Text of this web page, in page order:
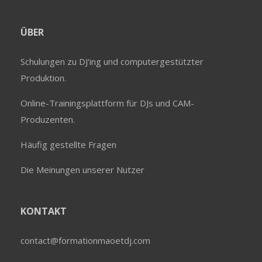
ÜBER
Schulungen zu DJ'ing und computergestützter
Produktion.
Online-Trainingsplattform für DJs und CAM-
Produzenten.
Häufig gestellte Fragen
Die Meinungen unserer Nutzer
KONTAKT
contact@formationmaoetdj.com